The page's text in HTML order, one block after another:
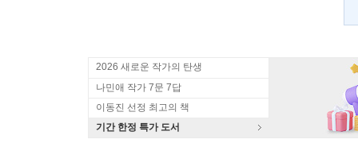
2026 새로운 작가의 탄생
나민애 작가 7문 7답
이동진 선정 최고의 책
기간 한정 특가 도서